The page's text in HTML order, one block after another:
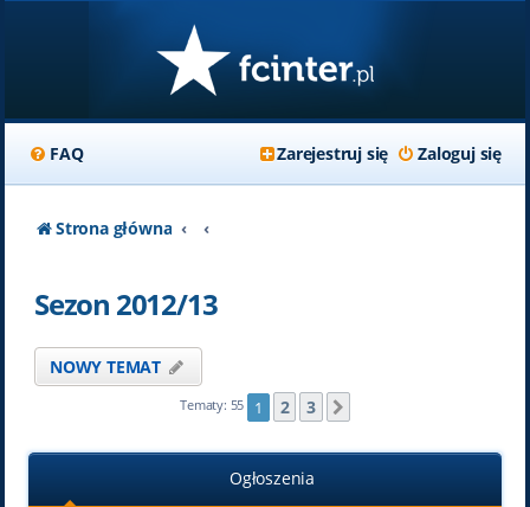
FAQ Zaloguj się
Zarejestruj się
Strona główna
Sezon 2012/13
NOWY TEMAT
Tematy: 55 1 2 3
Ogłoszenia